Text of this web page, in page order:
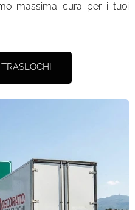
massima cura per i tuoi